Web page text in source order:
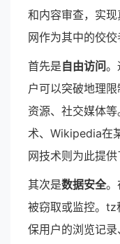
和内容审查，实
网作为其中的佼佼
首先是自由访问。
户可以突破地理
资源、社交媒体
术、Wikipedia在
网技术则为此提供
其次是数据安全。
被窃取或监控。tz
保用户的浏览记